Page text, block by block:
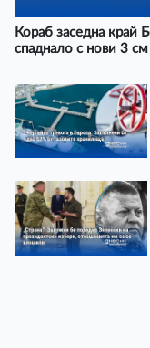
Кораб заседна край
спаднало с нови 3 см